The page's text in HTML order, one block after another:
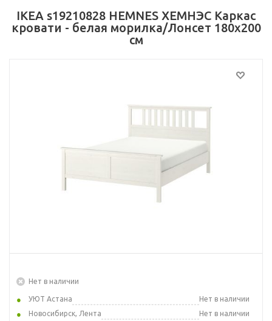
IKEA s19210828 HEMNES ХЕМНЭС Каркас
кровати - белая морилка/Лонсет 180x200
см
Нет в наличии
УЮТ Астана
Нет в наличии
Новосибирск, Лента
Нет в наличии